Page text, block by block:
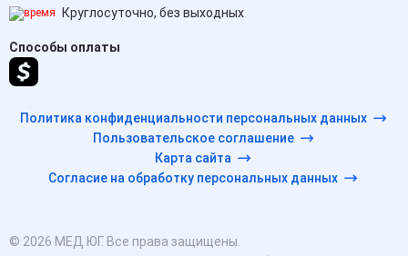
Круглосуточно, без выходных
Способы оплаты
Политика конфиденциальности персональных данных
Пользовательское соглашение
Карта сайта
Согласие на обработку персональных данных
© 2026 МЕД ЮГ. Все права защищены.